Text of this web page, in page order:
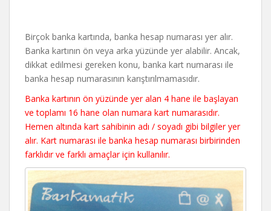
Birçok banka kartında, banka hesap numarası yer alır.
Banka kartının ön veya arka yüzünde yer alabilir. Ancak,
dikkat edilmesi gereken konu, banka kart numarası ile
banka hesap numarasının karıştırılmamasıdır.
Banka kartının ön yüzünde yer alan 4 hane ile başlayan
ve toplamı 16 hane olan numara kart numarasıdır.
Hemen altında kart sahibinin adı / soyadı gibi bilgiler yer
alır. Kart numarası ile banka hesap numarası birbirinden
farklıdır ve farklı amaçlar için kullanılır.